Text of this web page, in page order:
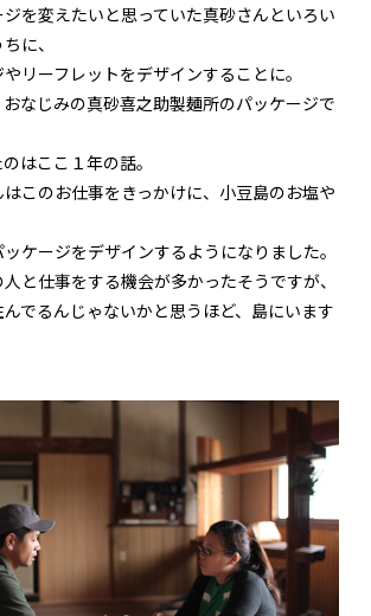
を変えたいと思っていた真砂さんといろい
に、
リーフレットをデザインすることに。
なじみの真砂喜之助製麺所のパッケージで
はここ１年の話。
このお仕事をきっかけに、小豆島のお塩や
ケージをデザインするようになりました。
と仕事をする機会が多かったそうですが、
でるんじゃないかと思うほど、島にいます